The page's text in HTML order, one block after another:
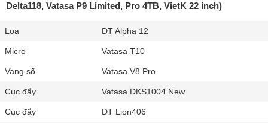
Delta118, Vatasa P9 Limited, Pro 4TB, VietK 22 inch)
Loa DT Alpha 12
Micro Vatasa T10
Vang số Vatasa V8 Pro
Cục đẩy Vatasa DKS1004 New
Cục đẩy DT Lion406